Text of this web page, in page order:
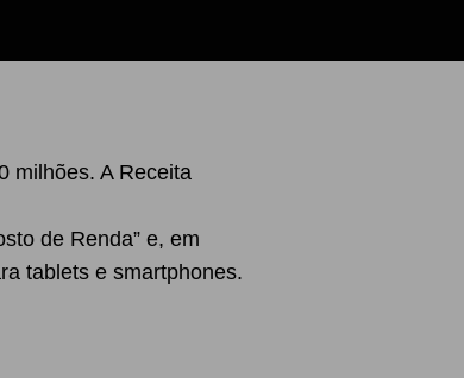
milhões. A Receita
de Renda” e, em
tablets e smartphones.